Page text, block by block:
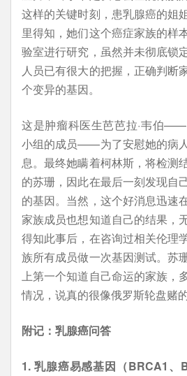
这样的关键时刻，患乳腺癌的姐
里得知，她们这个癌症家族的样
验室进行研究，虽然并未彻底锁
人员已有很大的把握，正确判断
个变异的基因。
这是肿瘤科医生芭芭拉·韦伯
小组的成员——为了安慰她的病
息。最终她瞒着柯林斯，将检测
的苏珊，因此在最后一刻发现自
的基因。当然，这个好消息迅速
家族成员也想知道自己的结果，
得知此事后，在咨询过相关伦理
族所有成员做一次基因测试。苏
上第一个知道自己命运的家族，
情况，说真的很像俄罗斯轮盘赌的
附记：乳腺癌问答
1. 乳腺癌易感基因（BRCA1、